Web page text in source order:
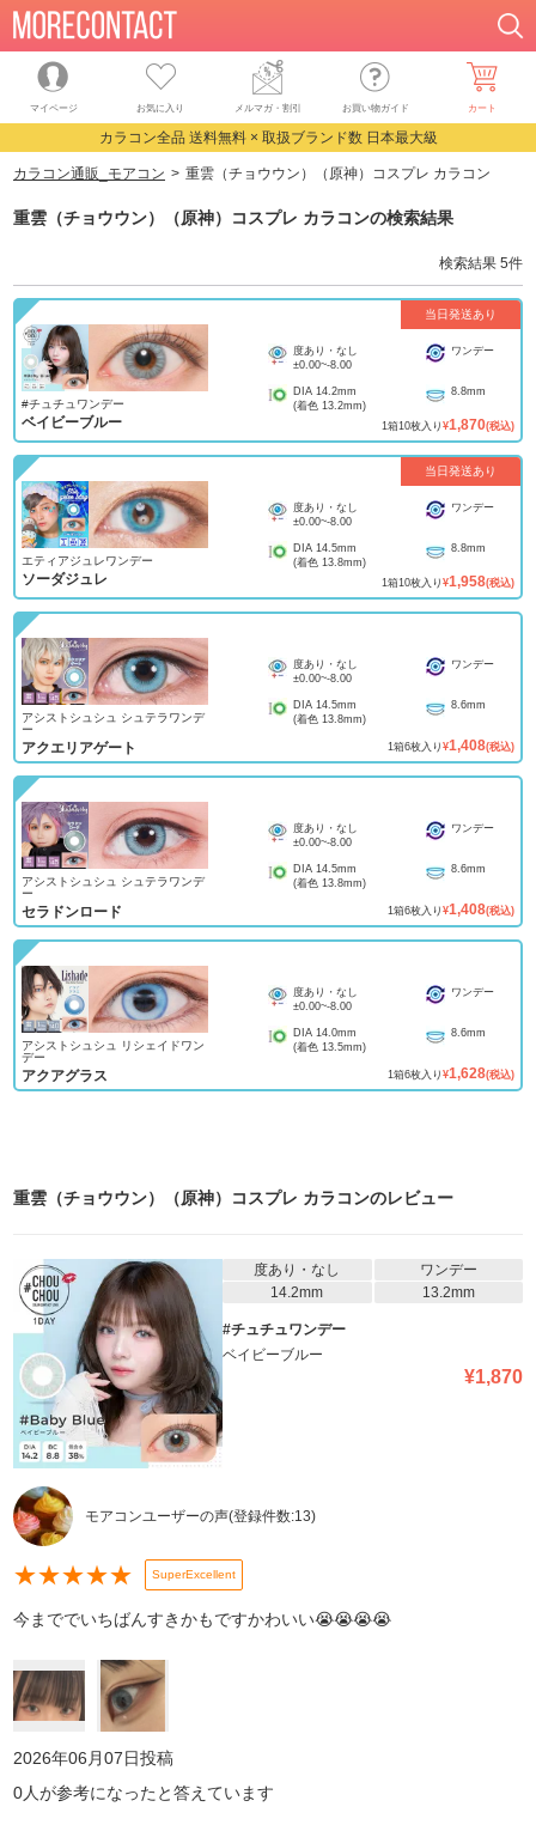
マイページ お気に入り メルマガ・割引 お買い物ガイド カート
カラコン全品 送料無料 × 取扱ブランド数 日本最大級
カラコン通販_モアコン 重雲（チョウウン）（原神）コスプレ カラコン
重雲（チョウウン）（原神）コスプレ カラコンの検索結果
検索結果 5件
当日発送あり
#チュチュワンデー
ベイビーブルー
度あり・なし
±0.00~-8.00
ワンデー
DIA 14.2mm
(着色 13.2mm)
8.8mm
1箱10枚入り ¥1,870(税込)
当日発送あり
エティアジュレワンデー
ソーダジュレ
度あり・なし
±0.00~-8.00
ワンデー
DIA 14.5mm
(着色 13.8mm)
8.8mm
1箱10枚入り ¥1,958(税込)
アシストシュシュ シュテラワンデ
ー
アクエリアゲート
度あり・なし
±0.00~-8.00
ワンデー
DIA 14.5mm
(着色 13.8mm)
8.6mm
1箱6枚入り ¥1,408(税込)
アシストシュシュ シュテラワンデ
ー
セラドンロード
度あり・なし
±0.00~-8.00
ワンデー
DIA 14.5mm
(着色 13.8mm)
8.6mm
1箱6枚入り ¥1,408(税込)
アシストシュシュ リシェイドワン
デー
アクアグラス
度あり・なし
±0.00~-8.00
ワンデー
DIA 14.0mm
(着色 13.5mm)
8.6mm
1箱6枚入り ¥1,628(税込)
重雲（チョウウン）（原神）コスプレ カラコンのレビュー
度あり・なし
ワンデー
14.2mm
13.2mm
#チュチュワンデー
ベイビーブルー
¥1,870
モアコンユーザーの声(登録件数:13)
★★★★★ SuperExcellent
今まででいちばんすきかもですかわいい😭😭😭😭
2026年06月07日投稿
0人が参考になったと答えています